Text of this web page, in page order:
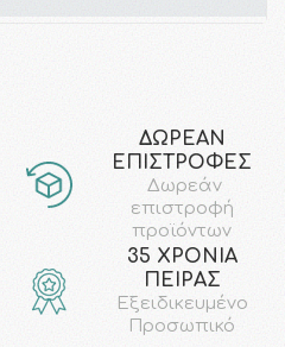
ΔΩΡΕΑΝ
ΕΠΙΣΤΡΟΦΕΣ
Δωρεάν
επιστροφή
προϊόντων
35 ΧΡΟΝΙΑ
ΠΕΙΡΑΣ
Εξειδικευμένο
Προσωπικό